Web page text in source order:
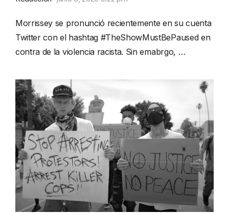
Morrissey se pronunció recientemente en su cuenta
Twitter con el hashtag #TheShowMustBePaused en
contra de la violencia racista. Sin emabrgo, …